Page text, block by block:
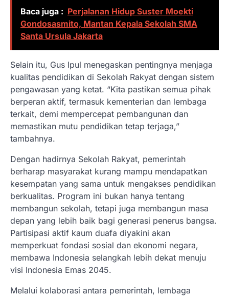
Baca juga : Perjalanan Hidup Suster Moekti
Gondosasmito, Mantan Kepala Sekolah SMA
Santa Ursula Jakarta
Selain itu, Gus Ipul menegaskan pentingnya menjaga
kualitas pendidikan di Sekolah Rakyat dengan sistem
pengawasan yang ketat. “Kita pastikan semua pihak
berperan aktif, termasuk kementerian dan lembaga
terkait, demi mempercepat pembangunan dan
memastikan mutu pendidikan tetap terjaga,”
tambahnya.
Dengan hadirnya Sekolah Rakyat, pemerintah
berharap masyarakat kurang mampu mendapatkan
kesempatan yang sama untuk mengakses pendidikan
berkualitas. Program ini bukan hanya tentang
membangun sekolah, tetapi juga membangun masa
depan yang lebih baik bagi generasi penerus bangsa.
Partisipasi aktif kaum duafa diyakini akan
memperkuat fondasi sosial dan ekonomi negara,
membawa Indonesia selangkah lebih dekat menuju
visi Indonesia Emas 2045.
Melalui kolaborasi antara pemerintah, lembaga